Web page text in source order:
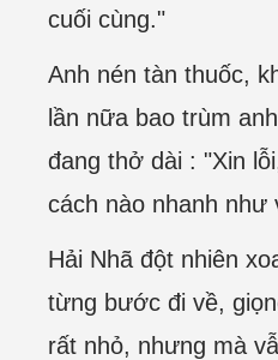
cuối cùng."
Anh nén tàn thuốc,
lần nữa bao trùm
đang thở dài : "Xin
cách nào nhanh như
Hải Nhã đột nhiên
từng bước đi về,
rất nhỏ, nhưng mà